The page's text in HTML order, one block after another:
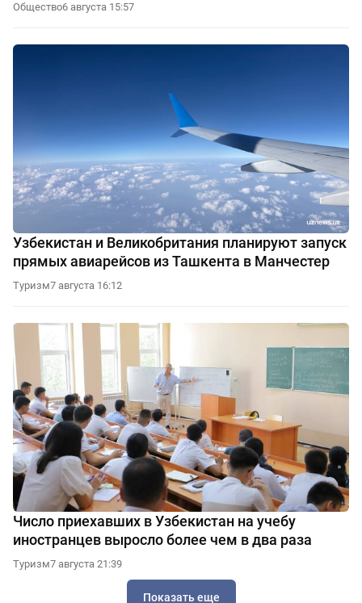
Общество6 августа 15:57
Узбекистан и Великобритания планируют запуск
прямых авиарейсов из Ташкента в Манчестер
Туризм7 августа 16:12
Число приехавших в Узбекистан на учебу
иностранцев выросло более чем в два раза
Туризм7 августа 21:39
Показать еще